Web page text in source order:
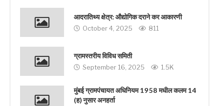
आदरातिथ्य क्षेत्र: औद्योगिक दराने कर आकारणी
October 4, 2025 811
ग्रामस्तरीय विविध समिती
September 16, 2025 1.5K
मुंबई ग्रामपंचायत अधिनियम 1958 मधील कलम 14
(ह) नुसार अनहर्ता